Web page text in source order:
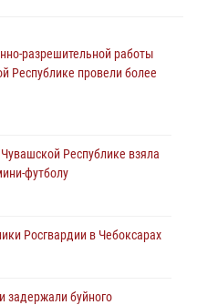
разрешительной работы
Республике провели более
Республике взяла
футболу
Росгвардии в Чебоксарах
задержали буйного